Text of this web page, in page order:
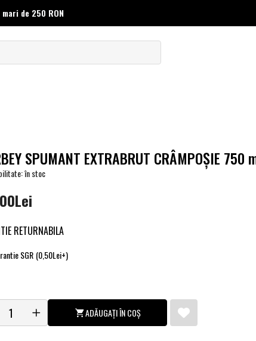
de 250 RON
SPUMANT EXTRABRUT CRÂMPOŞIE 750
în stoc
RETURNABILA
SGR (0,50Lei+)
ADĂUGAȚI ÎN COȘ